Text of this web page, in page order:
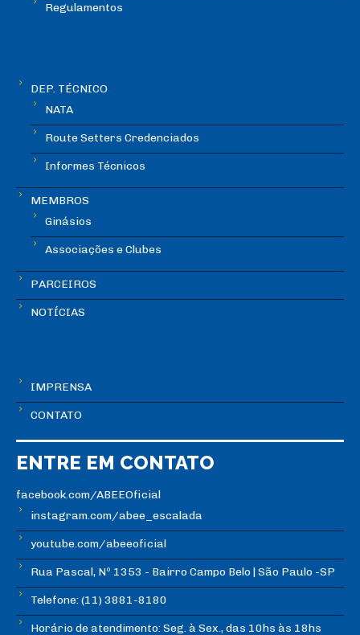
Regulamentos
DEP. TÉCNICO
NATA
Route Setters Credenciados
Informes Técnicos
MEMBROS
Ginásios
Associações e Clubes
PARCEIROS
NOTÍCIAS
IMPRENSA
CONTATO
ENTRE EM CONTATO
facebook.com/ABEEOficial
instagram.com/abee_escalada
youtube.com/abeeoficial
Rua Pascal, Nº 1353 - Bairro Campo Belo | São Paulo -SP
Telefone: (11) 3881-8180
Horário de atendimento: Seg. à Sex., das 10hs às 18hs